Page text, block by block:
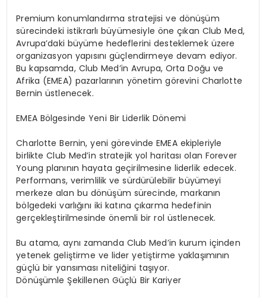
Premium konumlandırma stratejisi ve dönüşüm
sürecindeki istikrarlı büyümesiyle öne çıkan Club Med,
Avrupa’daki büyüme hedeflerini desteklemek üzere
organizasyon yapısını güçlendirmeye devam ediyor.
Bu kapsamda, Club Med’in Avrupa, Orta Doğu ve
Afrika (EMEA) pazarlarının yönetim görevini Charlotte
Bernin üstlenecek.
EMEA Bölgesinde Yeni Bir Liderlik Dönemi
Charlotte Bernin, yeni görevinde EMEA ekipleriyle
birlikte Club Med’in stratejik yol haritası olan Forever
Young planının hayata geçirilmesine liderlik edecek.
Performans, verimlilik ve sürdürülebilir büyümeyi
merkeze alan bu dönüşüm sürecinde, markanın
bölgedeki varlığını iki katına çıkarma hedefinin
gerçekleştirilmesinde önemli bir rol üstlenecek.
Bu atama, aynı zamanda Club Med’in kurum içinden
yetenek geliştirme ve lider yetiştirme yaklaşımının
güçlü bir yansıması niteliğini taşıyor.
Dönüşümle Şekillenen Güçlü Bir Kariyer